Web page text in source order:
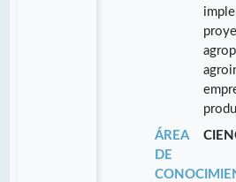
ÁREA
DE